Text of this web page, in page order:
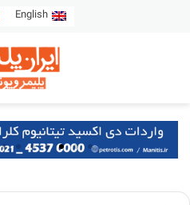
English